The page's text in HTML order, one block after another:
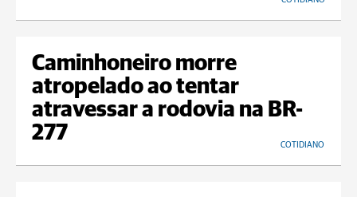
Caminhoneiro morre
atropelado ao tentar
atravessar a rodovia na BR-
277
COTIDIANO